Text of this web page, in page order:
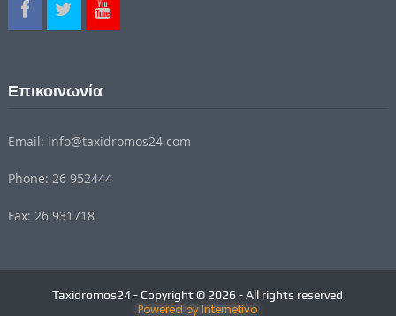
Επικοινωνία
Email: info@taxidromos24.com
Phone: 26 952444
Fax: 26 931718
Taxidromos24 - Copyright © 2026 - All rights reserved
Powered by Internetivo